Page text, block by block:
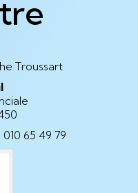
Troussart
010 65 49 79